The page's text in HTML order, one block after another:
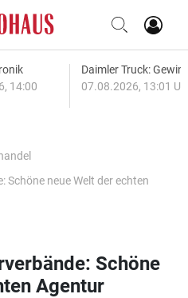
14:00
Daimler Truck:
07.08.2026, 13:01
Schöne neue Welt der echten
Schöne
Agentur